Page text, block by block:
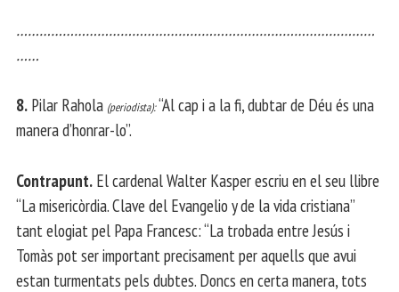
…………………………………………………………………………………
……
8. Pilar Rahola (periodista):“Al cap i a la fi, dubtar de Déu és una
manera d’honrar-lo”.
Contrapunt. El cardenal Walter Kasper escriu en el seu llibre
“La misericòrdia. Clave del Evangelio y de la vida cristiana”
tant elogiat pel Papa Francesc: “La trobada entre Jesús i
Tomàs pot ser important precisament per aquells que avui
estan turmentats pels dubtes. Doncs en certa manera, tots